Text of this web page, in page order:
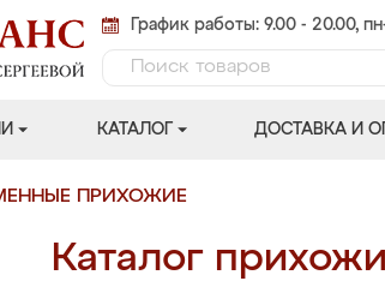
График работы: 9.00 - 20.00,
КАТАЛОГ ДОСТАВКА И
ПРИХОЖИЕ
Каталог